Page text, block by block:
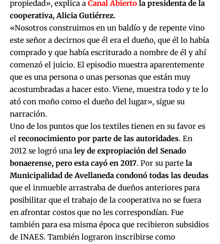
propiedad», explica a Canal Abierto la presidenta de la
cooperativa, Alicia Gutiérrez.
«Nosotros construimos en un baldío y de repente vino
este señor a decirnos que él era el dueño, que él lo había
comprado y que había escriturado a nombre de él y ahí
comenzó el juicio. El episodio muestra aparentemente
que es una persona o unas personas que están muy
acostumbradas a hacer esto. Viene, muestra todo y te lo
ató con moño como el dueño del lugar», sigue su
narración.
Uno de los puntos que los textiles tienen en su favor es
el reconocimiento por parte de las autoridades. En
2012 se logró una ley de expropiación del Senado
bonaerense, pero esta cayó en 2017. Por su parte la
Municipalidad de Avellaneda condonó todas las deudas
que el inmueble arrastraba de dueños anteriores para
posibilitar que el trabajo de la cooperativa no se fuera
en afrontar costos que no les correspondían. Fue
también para esa misma época que recibieron subsidios
de INAES. También lograron inscribirse como